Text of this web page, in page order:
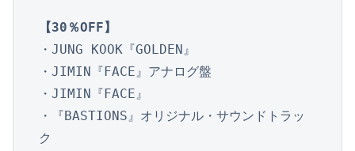
【30％OFF】
・JUNG KOOK『GOLDEN』
・JIMIN『FACE』アナログ盤
・JIMIN『FACE』
・『BASTIONS』オリジナル・サウンドトラッ
ク